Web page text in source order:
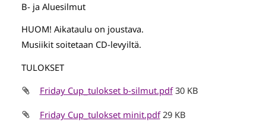
B- ja Aluesilmut
HUOM! Aikataulu on joustava.
Musiikit soitetaan CD-levyiltä.
TULOKSET
Friday Cup_tulokset b-silmut.pdf 30 KB
Friday Cup_tulokset minit.pdf 29 KB